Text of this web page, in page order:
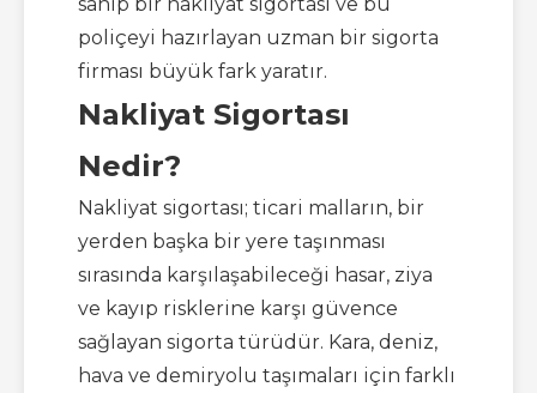
poliçeyi hazırlayan uzman bir sigorta
firması büyük fark yaratır.
Nakliyat Sigortası
Nedir?
Nakliyat sigortası; ticari malların, bir
yerden başka bir yere taşınması
sırasında karşılaşabileceği hasar, ziya
ve kayıp risklerine karşı güvence
sağlayan sigorta türüdür. Kara, deniz,
hava ve demiryolu taşımaları için farklı